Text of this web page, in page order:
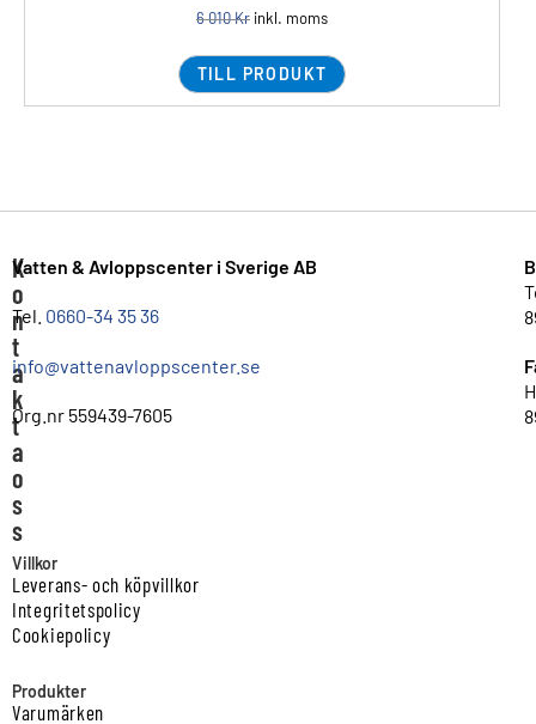
6 010Kr inkl. moms
TILL PRODUKT
K
o
n
t
a
k
t
a
o
s
s
Vatten & Avloppscenter i Sverige AB
Tel. 0660-34 35 36
info@vattenavloppscenter.se
Org.nr 559439-7605
Villkor
Leverans- och köpvillkor
Integritetspolicy
Cookiepolicy
Produkter
Varumärken